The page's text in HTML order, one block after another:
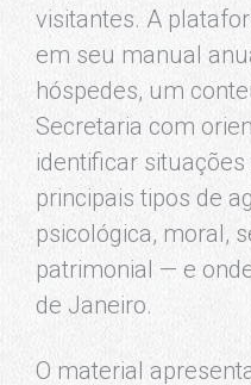
visitantes. A
em seu manual
hóspedes, um
Secretaria com
identificar situações
principais tipos de
psicológica, moral,
patrimonial — e
de Janeiro.
O material